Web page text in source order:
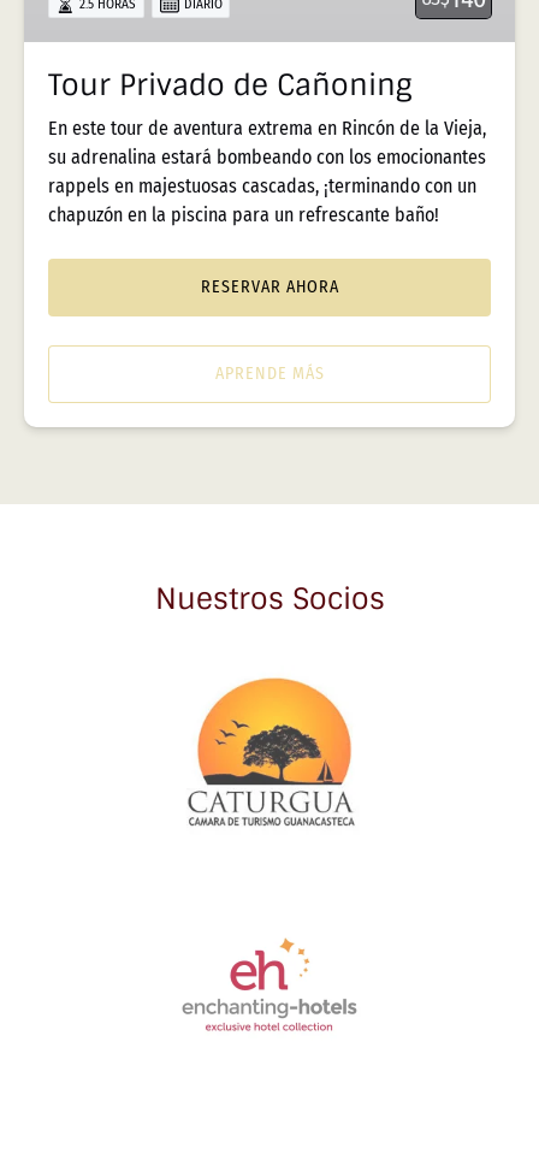
2.5 HORAS DIARIO
Tour Privado de Cañoning
En este tour de aventura extrema en Rincón de la Vieja,
su adrenalina estará bombeando con los emocionantes
rappels en majestuosas cascadas, ¡terminando con un
chapuzón en la piscina para un refrescante baño!
RESERVAR AHORA
APRENDE MÁS
Nuestros Socios